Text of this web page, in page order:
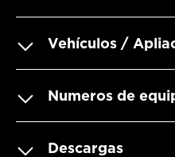
Vehículos /
Numeros de
Descargas